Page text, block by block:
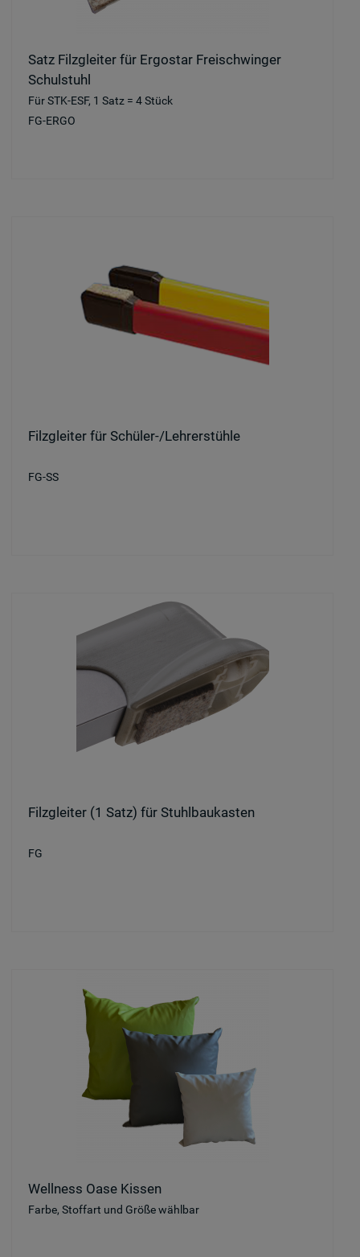
Satz Filzgleiter für Ergostar Freischwinger
Schulstuhl
Für STK-ESF, 1 Satz = 4 Stück
FG-ERGO
Filzgleiter für Schüler-/Lehrerstühle
FG-SS
Filzgleiter (1 Satz) für Stuhlbaukasten
FG
Wellness Oase Kissen
Farbe, Stoffart und Größe wählbar